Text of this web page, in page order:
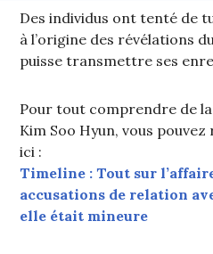
Des individus ont tenté de
à l’origine des révélations
puisse transmettre ses
Pour tout comprendre de
Kim Soo Hyun, vous
ici :
Timeline : Tout sur
accusations de relation
elle était mineure